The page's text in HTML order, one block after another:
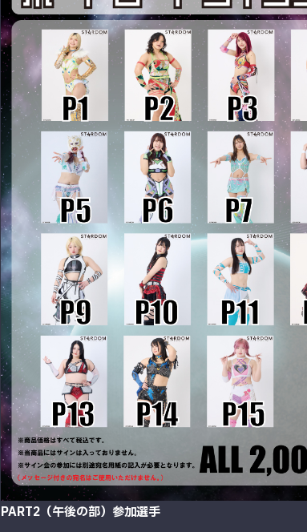
PART2（午後の部）参加選手